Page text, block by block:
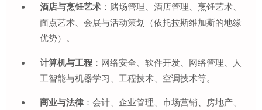
酒店与烹饪艺术 ：赌场管理、酒店管理、烹饪艺术、
面点艺术、会展与活动策划（依托拉斯维加斯的地缘
优势） 。
计算机与工程 ：网络安全、软件开发、网络管理、人
工智能与机器学习、工程技术、空调技术等。
商业与法律 ：会计、企业管理、市场营销、房地产、